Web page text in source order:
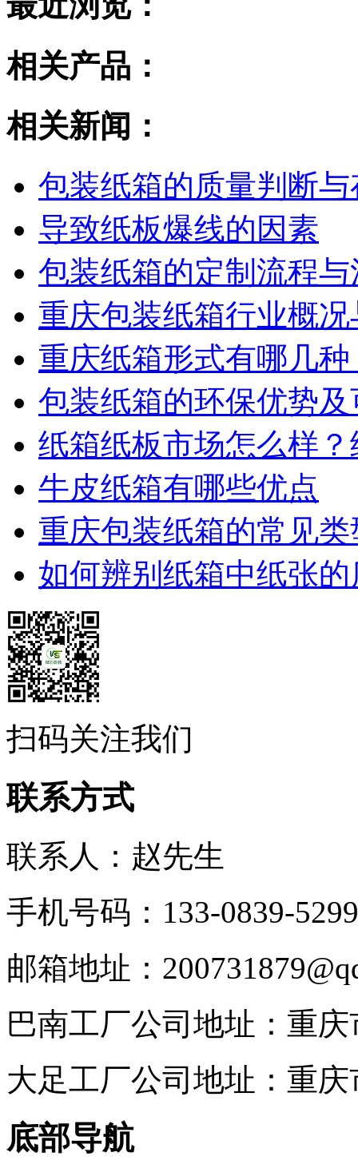
相关产品：
相关新闻：
包装纸箱的质量判断
导致纸板爆线的因素
包装纸箱的定制流程
重庆包装纸箱行业概
重庆纸箱形式有哪几种
包装纸箱的环保优势
纸箱纸板市场怎么样
牛皮纸箱有哪些优点
重庆包装纸箱的常见
如何辨别纸箱中纸张
扫码关注我们
联系方式
联系人：赵先生
手机号码：133-0839-
邮箱地址：
巴南工厂公司地址：重
大足工厂公司地址：重
底部导航